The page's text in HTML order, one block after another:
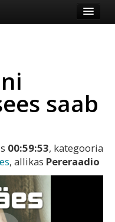
saab
00:59:53, kategooria
, allikas Pereraadio